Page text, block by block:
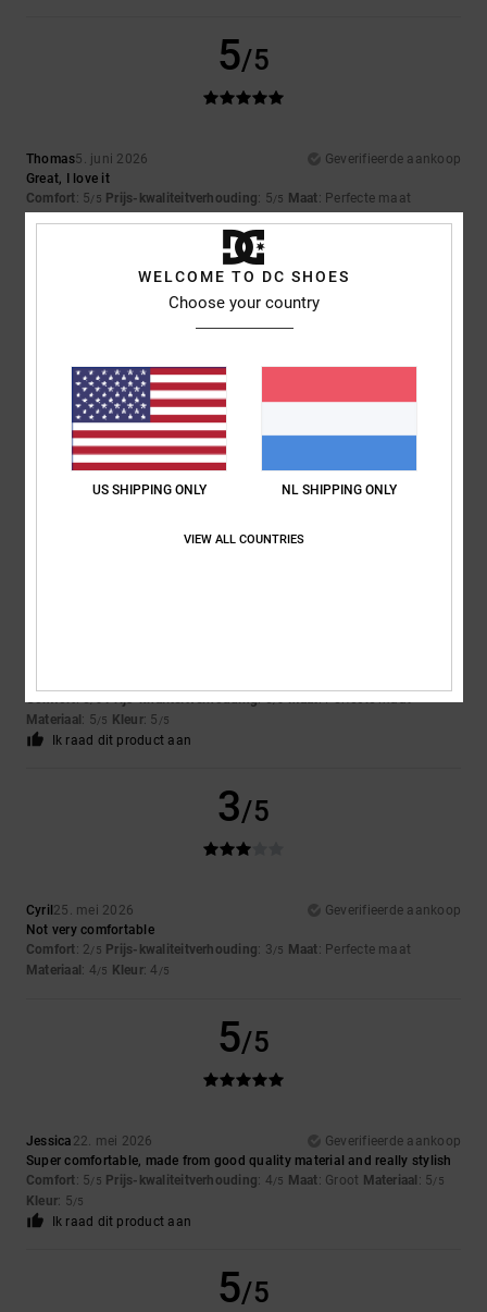
5/5
Thomas5. juni 2026
Geverifieerde aankoop
Great, I love it
Comfort: 5/5 Prijs-kwaliteitverhouding: 5/5 Maat: Perfecte maat
5/5
Thomas5. juni 2026
Because they look great at the top
Comfort: 5/5 Prijs-kwaliteitverhouding
Materiaal: 5/5 Kleur: 5/5
Ik raad dit product aan
5
Comfort: 5 Prijs-kwaliteitverhouding: 5 Maat: Perfecte maat
Materiaal : 5/5 Kleur: 5 /5
Ik raad dit product aan
3/5
Cyril 25. mei 2026
Geverifieerde aankoop
Not very comfortable
Comfort: 2/5 Prijs-kwaliteitverhouding: 3/5 Maat: Perfecte maat
Materiaal : 4/5 Kleur: 4 /5
5/5
Jessica 22. mei 2026
Geverifieerde aankoop
Super comfortable, made from good quality material and really stylish
Comfort: 5/5 Prijs-kwaliteitverhouding: 4/5 Maat: Groot Materiaal : 5/5
Kleur: 5/5
Ik raad dit product aan
5/5
WELCOME TO DC SHOES
Choose your country
US SHIPPING ONLY NL SHIPPING ONLY
VIEW ALL COUNTRIES